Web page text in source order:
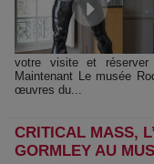
votre visite et
Maintenant Le musée
œuvres du...
CRITICAL MASS,
GORMLEY AU